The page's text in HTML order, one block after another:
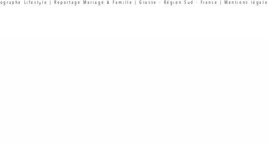
Lifestyle | Reportage Mariage & Famille | Grasse - Région Sud - France | Mentions